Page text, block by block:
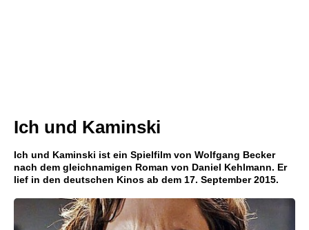
Ich und Kaminski
Ich und Kaminski ist ein Spielfilm von Wolfgang Becker
nach dem gleichnamigen Roman von Daniel Kehlmann. Er
lief in den deutschen Kinos ab dem 17. September 2015.